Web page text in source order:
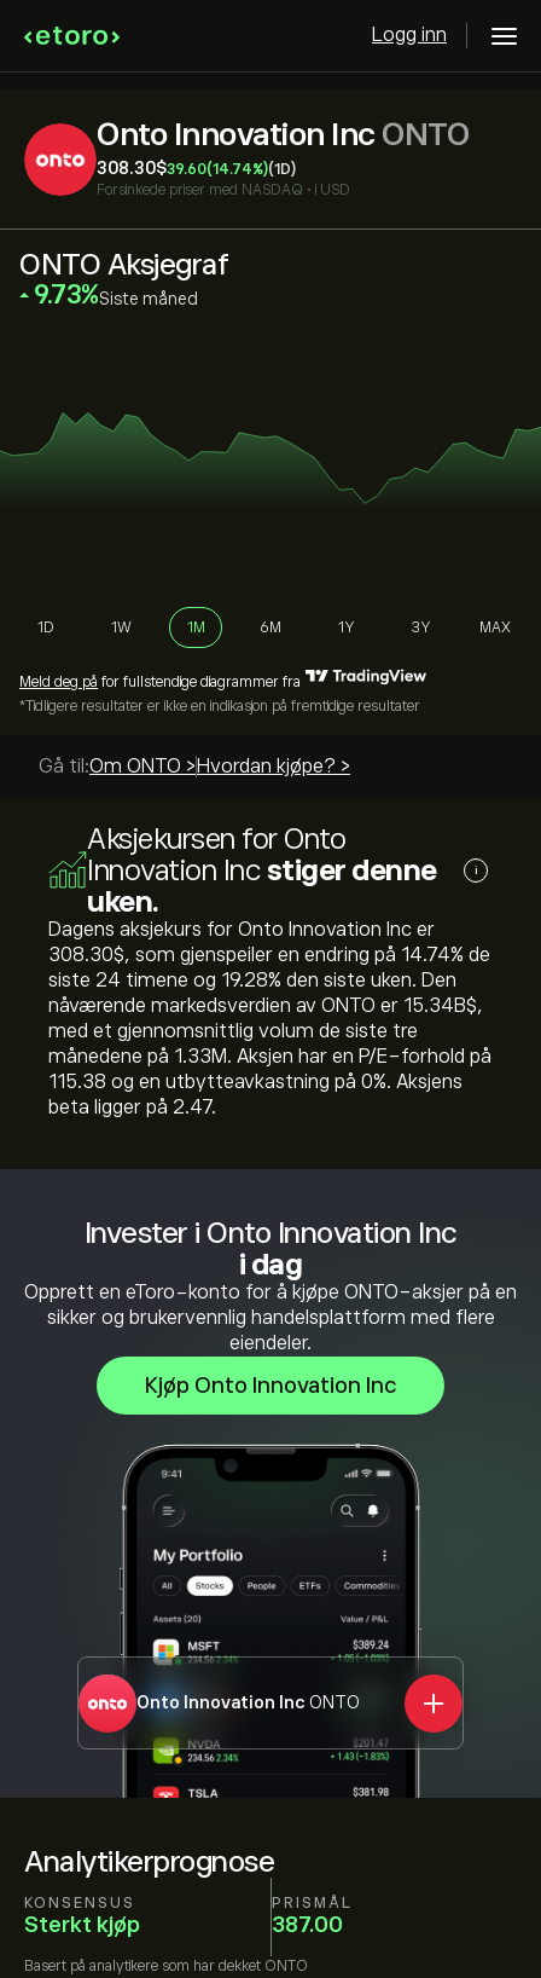
Logg inn
Onto Innovation Inc ONTO
308.30‎$‎39.60(14.74%)(1D)
Forsinkede priser med NASDAQ • i USD
Analytikerprognose
KONSENSUS
Sterkt kjøp
PRISMÅL
387.00
Basert på analytikere som har dekket ONTO
Invester i Onto Innovation Inc
i dag
Opprett en eToro-konto for å kjøpe ONTO-aksjer på en
sikker og brukervennlig handelsplattform med flere
eiendeler.
Kjøp Onto Innovation Inc
Onto Innovation Inc ONTO
ONTO Aksjegraf
‎9.73‎ Siste måned
1D 1W 1M 6M 1Y 3Y MAX
Meld deg på for fullstendige diagrammer fra
*Tidligere resultater er ikke en indikasjon på fremtidige resultater
Gå til:Om ONTO > Hvordan kjøpe? >
Aksjekursen for Onto
Innovation Incstiger denne
uken.
i
Dagens aksjekurs for Onto Innovation Inc er
308.30‎$‎, som gjenspeiler en endring på ‎14.74‎% de
siste 24 timene og ‎19.28‎% den siste uken. Den
nåværende markedsverdien av ONTO er 15.34B‎$‎,
med et gjennomsnittlig volum de siste tre
månedene på 1.33M. Aksjen har en P/E-forhold på
115.38 og en utbytteavkastning på 0%. Aksjens
beta ligger på 2.47.